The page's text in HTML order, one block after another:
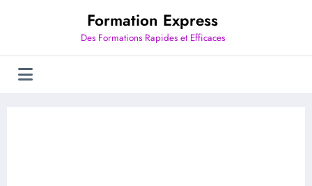
Formation Express
Des Formations Rapides et Efficaces